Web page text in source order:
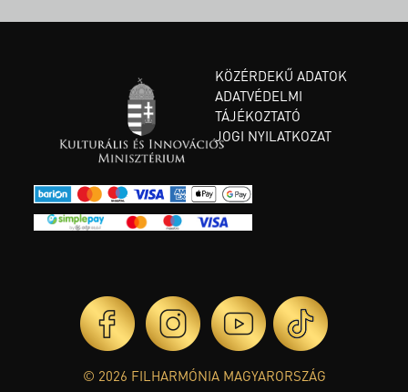
KÖZÉRDEKŰ ADATOK
ADATVÉDELMI
TÁJÉKOZTATÓ
JOGI NYILATKOZAT
© 2026 FILHARMÓNIA MAGYARORSZÁG